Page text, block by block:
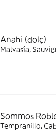
Anahi (dolç)
Malvasía,
Sommos
Tempranillo,